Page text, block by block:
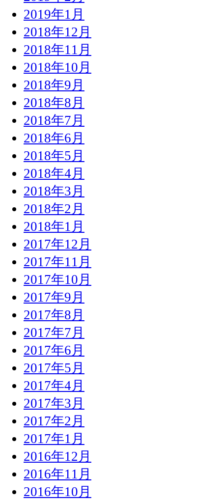
2019年1月
2018年12月
2018年11月
2018年10月
2018年9月
2018年8月
2018年7月
2018年6月
2018年5月
2018年4月
2018年3月
2018年2月
2018年1月
2017年12月
2017年11月
2017年10月
2017年9月
2017年8月
2017年7月
2017年6月
2017年5月
2017年4月
2017年3月
2017年2月
2017年1月
2016年12月
2016年11月
2016年10月